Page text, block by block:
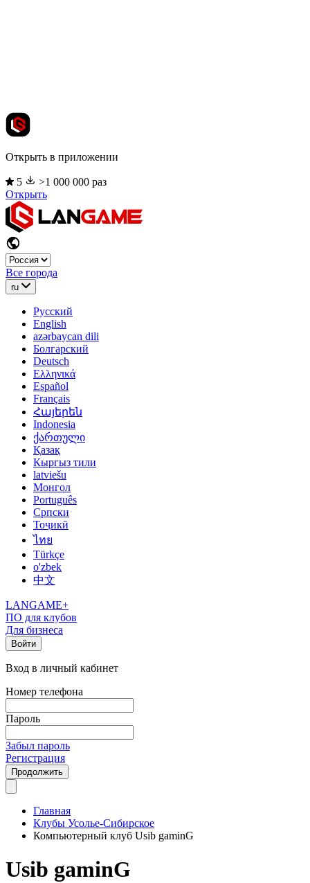
Открыть в приложении
5
>1 000 000 раз
Открыть
Все города
ru
Русский
English
azərbaycan dili
Болгарский
Deutsch
Ελληνικά
Español
Français
Հայերեն
Indonesia
ქართული
Қазақ
Кыргыз тили
latviešu
Монгол
Português
Српски
Тоҷикӣ
ไทย
Türkçe
o'zbek
中文
LANGAME+
ПО для клубов
Для бизнеса
Войти
Вход в личный кабинет
Номер телефона
Пароль
Забыл пароль
Регистрация
Продолжить
Главная
Клубы Усолье-Сибирское
Компьютерный клуб Usib gaminG
Usib gaminG